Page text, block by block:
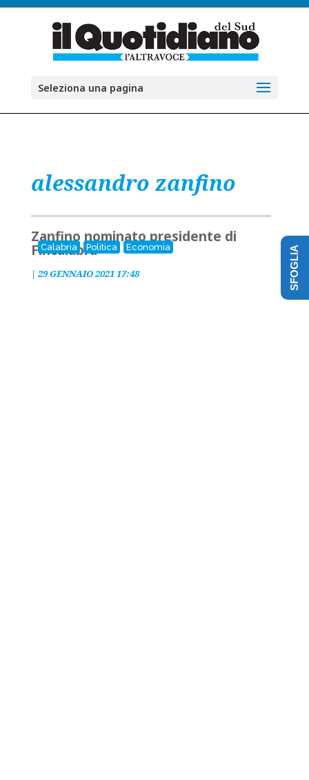
Seleziona una pagina
alessandro zanfino
Calabria Politica Economia
Zanfino nominato presidente di
Fincalabra
| 29 GENNAIO 2021 17:48 SFOGLIA